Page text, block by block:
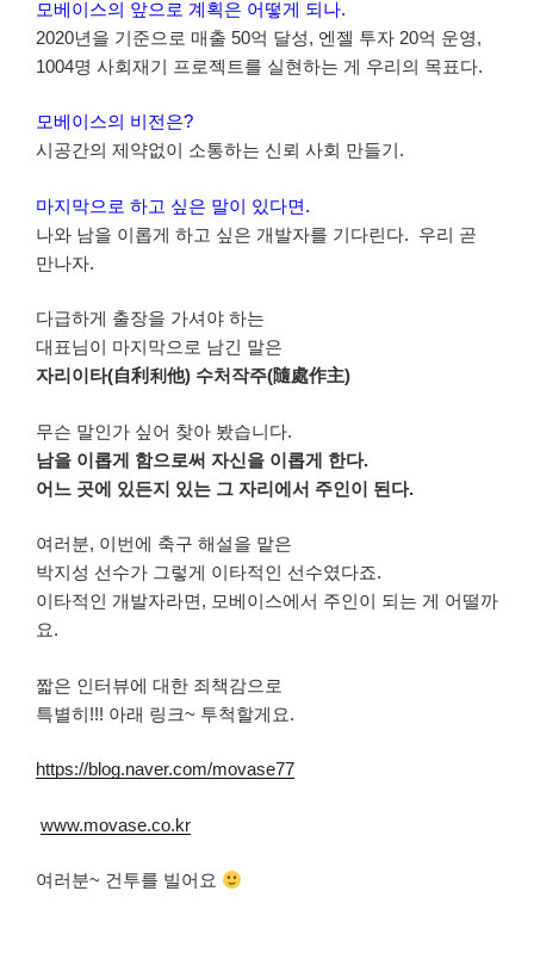
모베이스의 앞으로 계획은 어떻게 되나.
2020년을 기준으로 매출 50억 달성, 엔젤 투자 20억 운영,
1004명 사회재기 프로젝트를 실현하는 게 우리의 목표다.
모베이스의 비전은?
시공간의 제약없이 소통하는 신뢰 사회 만들기.
마지막으로 하고 싶은 말이 있다면.
나와 남을 이롭게 하고 싶은 개발자를 기다린다. 우리 곧
만나자.
다급하게 출장을 가셔야 하는
대표님이 마지막으로 남긴 말은
자리이타(自利利他) 수처작주(隨處作主)
무슨 말인가 싶어 찾아 봤습니다.
남을 이롭게 함으로써 자신을 이롭게 한다.
어느 곳에 있든지 있는 그 자리에서 주인이 된다.
여러분, 이번에 축구 해설을 맡은
박지성 선수가 그렇게 이타적인 선수였다죠.
이타적인 개발자라면, 모베이스에서 주인이 되는 게 어떨까
요.
짧은 인터뷰에 대한 죄책감으로
특별히!!! 아래 링크~ 투척할게요.
https://blog.naver.com/movase77
www.movase.co.kr
여러분~ 건투를 빌어요